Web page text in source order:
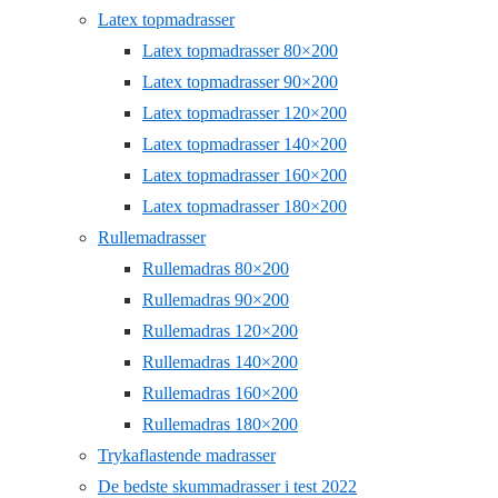
Latex topmadrasser
Latex topmadrasser 80×200
Latex topmadrasser 90×200
Latex topmadrasser 120×200
Latex topmadrasser 140×200
Latex topmadrasser 160×200
Latex topmadrasser 180×200
Rullemadrasser
Rullemadras 80×200
Rullemadras 90×200
Rullemadras 120×200
Rullemadras 140×200
Rullemadras 160×200
Rullemadras 180×200
Trykaflastende madrasser
De bedste skummadrasser i test 2022